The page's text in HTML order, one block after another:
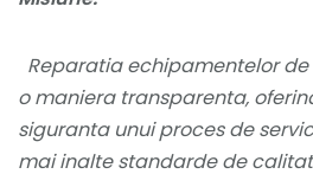
Reparatia echipamentelor
o maniera transparenta,
siguranta unui proces de
mai inalte standarde de